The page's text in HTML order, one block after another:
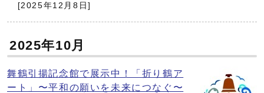
[2025年12月8日]
2025年10月
舞鶴引揚記念館で展示中！「折り鶴ア
ート」〜平和の願いを未来につなぐ〜